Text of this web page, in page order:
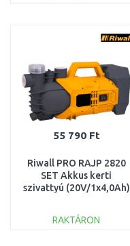
Összehasonlítás
55 790 Ft
Riwall PRO RAJP 2820
SET Akkus kerti
szivattyú (20V/1x4,0Ah)
RAKTÁRON